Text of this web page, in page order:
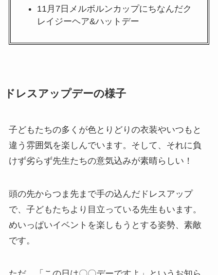
11月7日メルボルンカップにちなんだク
レイジーヘア&ハットデー
ドレスアップデーの様子
子どもたちの多くが色とりどりの衣装やいつもと
違う雰囲気を楽しんでいます。そして、それに負
けず劣らず先生たちの意気込みが素晴らしい！
頭の先からつま先まで手の込んだドレスアップ
で、子どもたちより目立っている先生もいます。
めいっぱいイベントを楽しもうとする姿勢、素敵
です。